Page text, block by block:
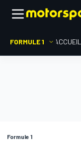
FORMULE 1 ACCUEIL
Formule 1